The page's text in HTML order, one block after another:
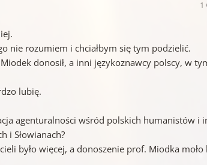
1
nie rozumiem i chciałbym się tym podzielić.
donosił, a inni językoznawcy polscy, w
lubię.
agenturalności wśród polskich humanistów i
i Słowianach?
było więcej, a donoszenie prof. Miodka